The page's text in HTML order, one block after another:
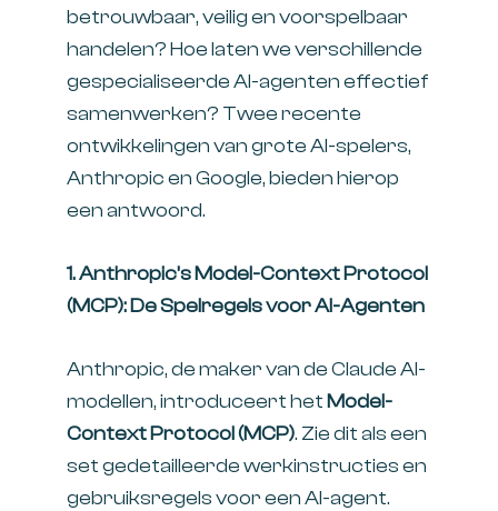
betrouwbaar, veilig en voorspelbaar
handelen? Hoe laten we verschillende
gespecialiseerde AI-agenten effectief
samenwerken? Twee recente
ontwikkelingen van grote AI-spelers,
Anthropic en Google, bieden hierop
een antwoord.
1. Anthropic’s Model-Context Protocol
(MCP): De Spelregels voor AI-Agenten
Anthropic, de maker van de Claude AI-
modellen, introduceert het Model-
Context Protocol (MCP). Zie dit als een
set gedetailleerde werkinstructies en
gebruiksregels voor een AI-agent.